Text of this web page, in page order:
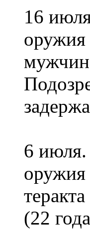
16
оружия
6 июля.
оружия
(22